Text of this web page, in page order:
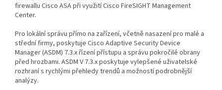
firewallu Cisco ASA při využití Cisco FireSIGHT Management
Center.
Pro lokální správu přímo na zařízení, včetně nasazení pro malé a
střední firmy, poskytuje Cisco Adaptive Security Device
Manager (ASDM) 7.3.x řízení přístupu a správu pokročilé obrany
před hrozbami. ASDM V 7.3.x poskytuje vylepšené uživatelské
rozhraní s rychlými přehledy trendů a možností podrobnější
analýzy.